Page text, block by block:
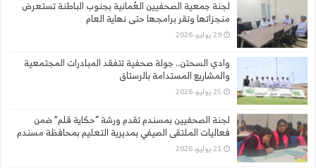
لجنة جمعية الصحفيين العُمانية بجنوب الباطنة تستعرض
منجزاتها وتقر برامجها حتى نهاية العام
29 يوليو، 2026
وادي السحتن.. جولة صحفية تتفقد المبادرات المجتمعية
والمشاريع المستدامة بالرستاق
25 يوليو، 2026
لجنة الصحفيين بمسندم تقدم ورشة “حكاية قلم” ضمن
فعاليات الملتقى الصيفي بمديرية التعليم بمحافظة مسندم
21 يوليو، 2026